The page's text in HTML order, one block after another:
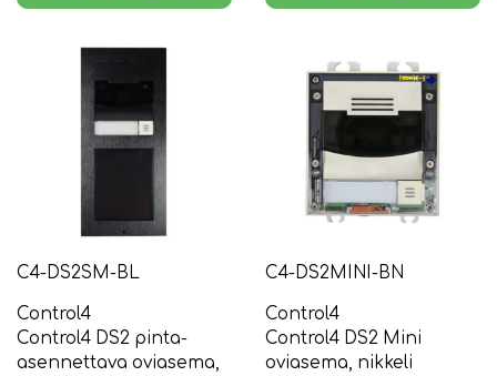
C4-DS2SM-BL
Control4
Control4 DS2 pinta-
asennettava oviasema,
C4-DS2MINI-BN
Control4
Control4 DS2 Mini
oviasema, nikkeli